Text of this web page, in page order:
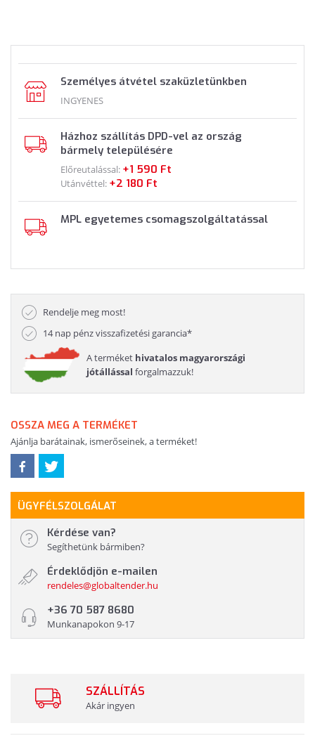
Személyes átvétel szaküzletünkben
INGYENES
Házhoz szállítás DPD-vel az ország
bármely településére
Előreutalással: +1 590 Ft
Utánvéttel: +2 180 Ft
MPL egyetemes csomagszolgáltatással
Rendelje meg most!
14 nap pénz visszafizetési garancia*
A terméket hivatalos magyarországi
jótállással forgalmazzuk!
OSSZA MEG A TERMÉKET
Ajánlja barátainak, ismerőseinek, a terméket!
ÜGYFÉLSZOLGÁLAT
Kérdése van?
Segíthetünk bármiben?
Érdeklődjön e-mailen
rendeles@globaltender.hu
+36 70 587 8680
Munkanapokon 9-17
SZÁLLÍTÁS
Akár ingyen